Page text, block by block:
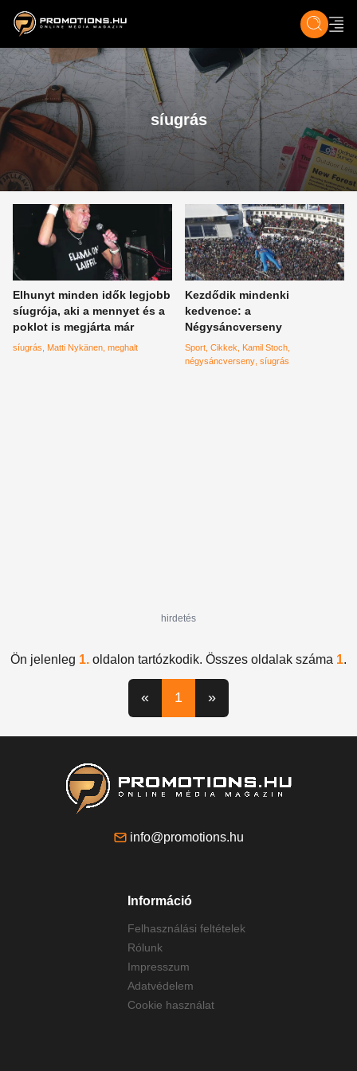
ZENE, FILM & KULT ÉLET TECH &
síugrás
Elhunyt minden idők legjobb
síugrója, aki a mennyet és a
poklot is megjárta már
síugrás Matti Nykänen meghalt
Kezdődik mindenki
kedvence: a
Négysáncverseny
Sport Cikkek
Kamil Stoch
négysáncverseny síugrás
hirdetés
Ön jelenleg 1. oldalon tartózkodik. Összes oldalak száma 1.
« 1 »
info@promotions.hu
Információ
Felhasználási feltételek
Rólunk
Impresszum
Adatvédelem
Cookie használat